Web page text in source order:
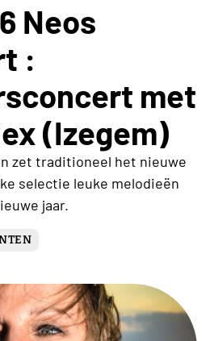
Neos
:
met
(Izegem)
zet traditioneel het nieuwe
selectie leuke melodieën
jaar.